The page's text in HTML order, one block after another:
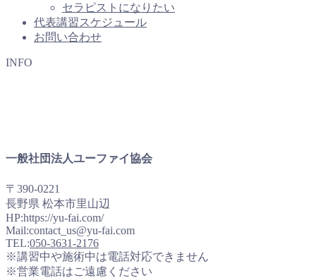
セラピストになりたい
代表講習スケジュール
お問い合わせ
INFO
一般社団法人ユーファイ協会
〒390-0221
長野県 松本市里山辺
HP:https://yu-fai.com/
Mail:contact_us@yu-fai.com
TEL:050-3631-2176
※講習中や施術中は電話対応できません
※営業電話はご遠慮ください